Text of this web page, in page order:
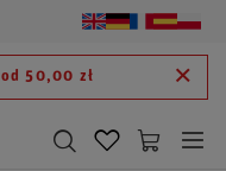
od 50,00 zł